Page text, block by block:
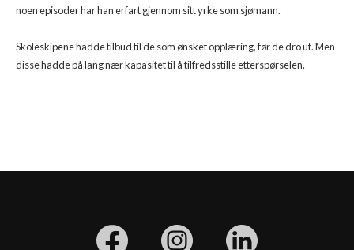
noen episoder har han erfart gjennom sitt yrke som sjømann.
Skoleskipene hadde tilbud til de som ønsket opplæring, før de dro ut. Men
disse hadde på lang nær kapasitet til å tilfredsstille etterspørselen.